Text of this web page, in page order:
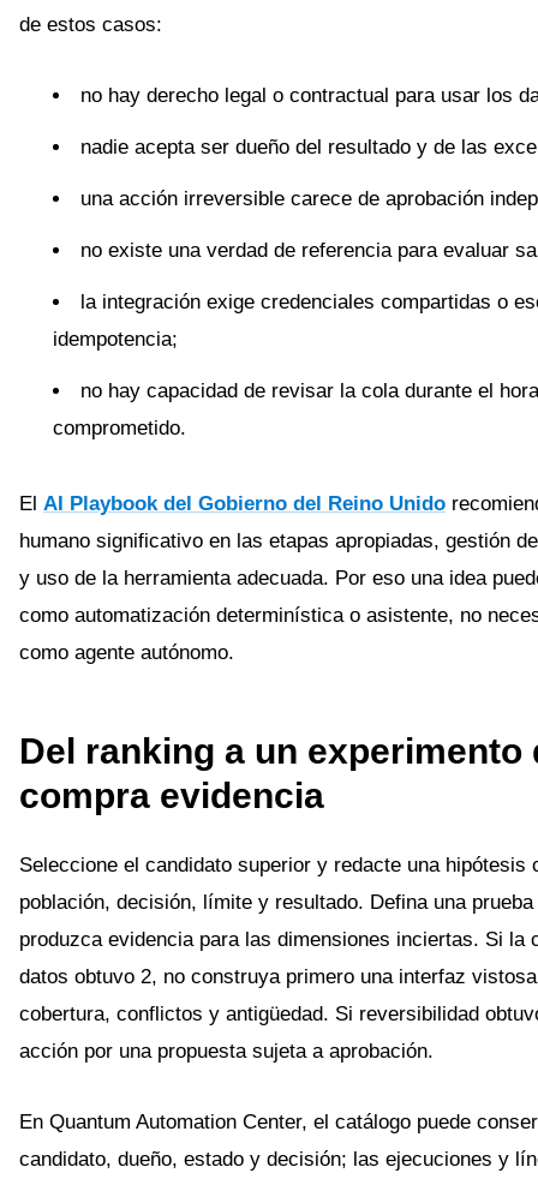
de estos casos:
no hay derecho legal o contractual para usar los
nadie acepta ser dueño del resultado y de las
una acción irreversible carece de aprobación
no existe una verdad de referencia para evaluar
la integración exige credenciales compartidas o
idempotencia;
no hay capacidad de revisar la cola durante el
comprometido.
El AI Playbook del Gobierno del Reino Unido
humano significativo en las etapas apropiadas, gestión
y uso de la herramienta adecuada. Por eso una idea
como automatización determinística o asistente, no
como agente autónomo.
Del ranking a un experimento
compra evidencia
Seleccione el candidato superior y redacte una hipótesis
población, decisión, límite y resultado. Defina una
produzca evidencia para las dimensiones inciertas. Si la
datos obtuvo 2, no construya primero una interfaz
cobertura, conflictos y antigüedad. Si reversibilidad
acción por una propuesta sujeta a aprobación.
En Quantum Automation Center, el catálogo puede
candidato, dueño, estado y decisión; las ejecuciones y